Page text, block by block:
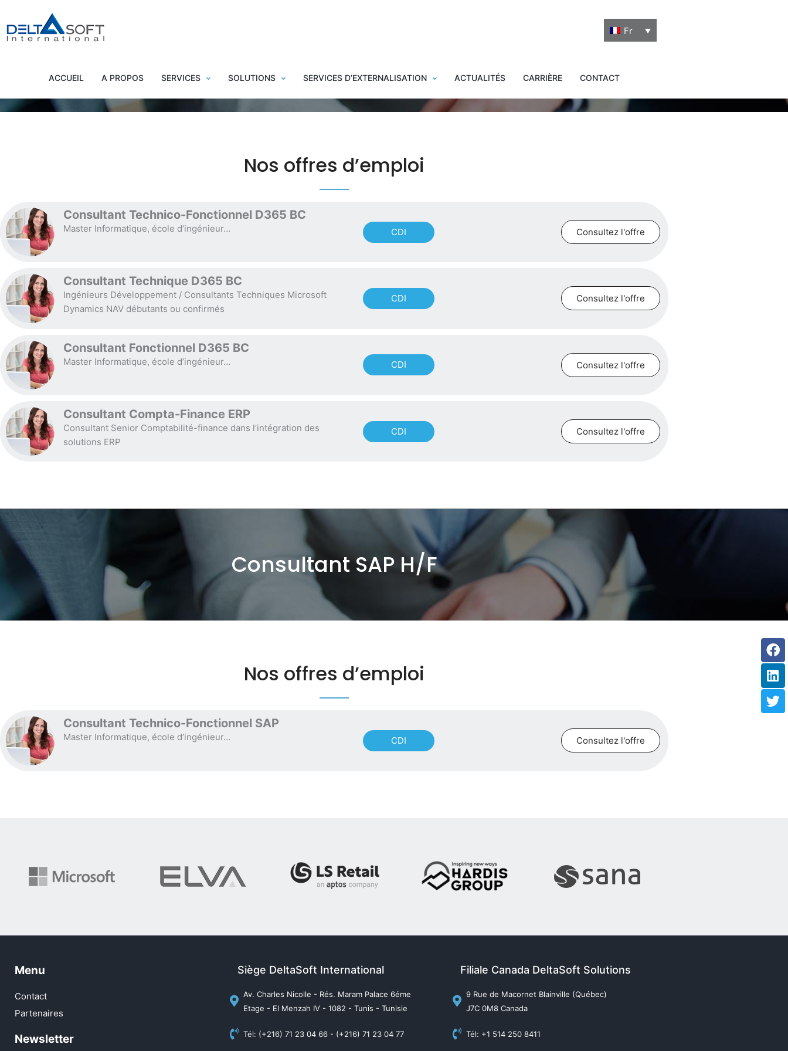
Fr
ACCUEIL A PROPOS SERVICES SOLUTIONS SERVICES D’EXTERNALISATION ACTUALITÉS CARRIÈRE CONTACT
Nos offres d’emploi
Consultant Technico-Fonctionnel D365 BC
Master Informatique, école d’ingénieur… CDI Consultez l'offre
Consultant Technique D365 BC
Ingénieurs Développement / Consultants Techniques Microsoft
Dynamics NAV débutants ou confirmés
CDI Consultez l'offre
Consultant Fonctionnel D365 BC
Master Informatique, école d’ingénieur… CDI Consultez l'offre
Consultant Compta-Finance ERP
Consultant Senior Comptabilité-finance dans l’intégration des
solutions ERP
CDI Consultez l'offre
Consultant SAP H/F
Nos offres d’emploi
Consultant Technico-Fonctionnel SAP
Master Informatique, école d’ingénieur… CDI Consultez l'offre
Menu
Contact
Partenaires
Newsletter
Siège DeltaSoft International
Av. Charles Nicolle - Rés. Maram Palace 6éme
Etage - El Menzah IV - 1082 - Tunis - Tunisie
Tél: (+216) 71 23 04 66 - (+216) 71 23 04 77
Filiale Canada DeltaSoft Solutions
9 Rue de Macornet Blainville (Québec)
J7C 0M8 Canada
Tél: +1 514 250 8411